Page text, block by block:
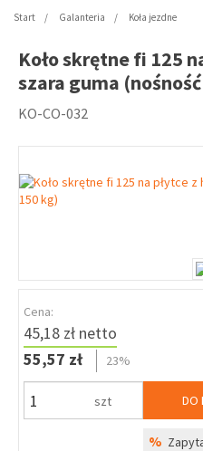
Start Galanteria Koła jezdne
Koło skrętne fi 125
szara guma
KO-CO-032
Cena:
45,18 zł netto
55,57 zł
23%
szt DO
%